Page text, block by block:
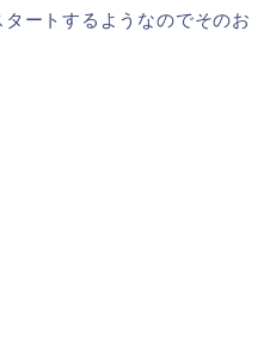
ートするようなのでそのお